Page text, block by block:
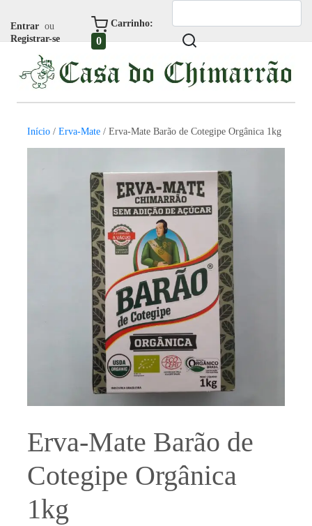
Entrar ou
Registrar-se
Carrinho:
0
Início / Erva-Mate / Erva-Mate Barão de Cotegipe Orgânica 1kg
Erva-Mate Barão de
Cotegipe Orgânica
1kg